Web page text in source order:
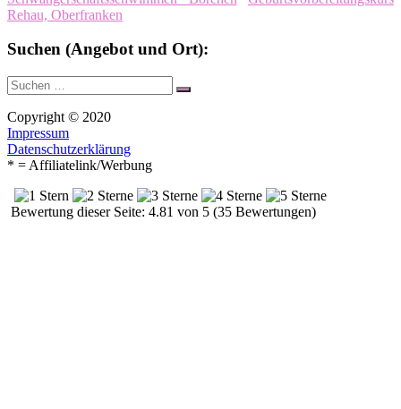
Rehau, Oberfranken
Suchen (Angebot und Ort):
Suche
nach:
Suchen
Copyright © 2020
Impressum
Datenschutzerklärung
* = Affiliatelink/Werbung
Bewertung dieser Seite: 4.81 von 5 (35 Bewertungen)